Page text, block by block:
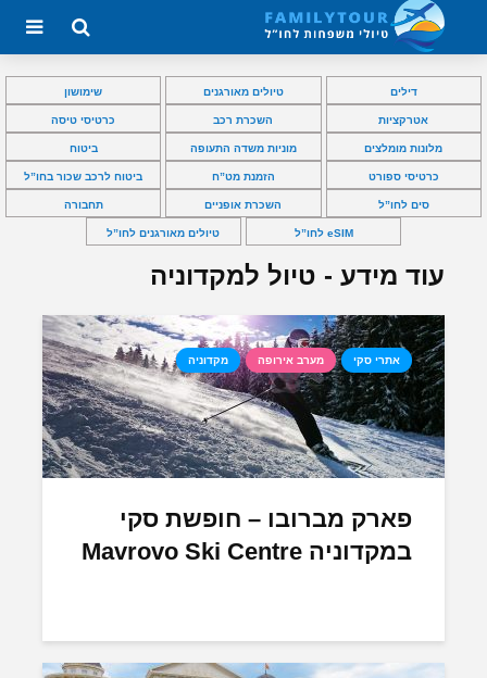
דילים טיולים מאורגנים שימושון
אטרקציות השכרת רכב כרטיסי טיסה
מלונות מומלצים מוניות משדה התעופה ביטוח
כרטיסי ספורט הזמנת מט”ח ביטוח לרכב שכור בחו”ל
סים לחו”ל השכרת אופניים תחבורה
eSIM לחו”ל טיולים מאורגנים לחו”ל
עוד מידע - טיול למקדוניה
אתרי סקי מערב אירופה מקדוניה
פארק מברובו – חופשת סקי
במקדוניה Mavrovo Ski Centre